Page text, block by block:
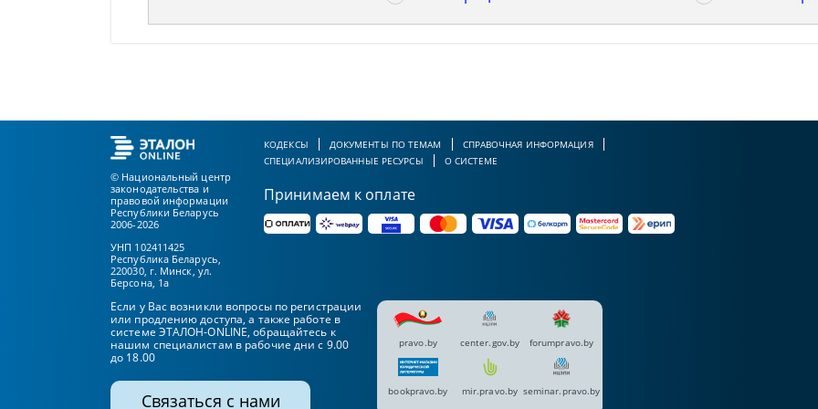
© Национальный центр
законодательства и
правовой информации
Республики Беларусь
2006-2026
УНП 102411425
Республика Беларусь,
220030, г. Минск, ул.
Берсона, 1а
КОДЕКСЫ ДОКУМЕНТЫ ПО ТЕМАМ
СПРАВОЧНАЯ ИНФОРМАЦИЯ
СПЕЦИАЛИЗИРОВАННЫЕ РЕСУРСЫ
О СИСТЕМЕ
Принимаем к оплате
Если у Вас возникли вопросы по регистрации
или продлению доступа, а также работе в
системе ЭТАЛОН-ONLINE, обращайтесь к
нашим специалистам в рабочие дни с 9.00
до 18.00
Связаться с нами
pravo.by center.gov.by forumpravo.by
bookpravo.by mir.pravo.by seminar.pravo.by